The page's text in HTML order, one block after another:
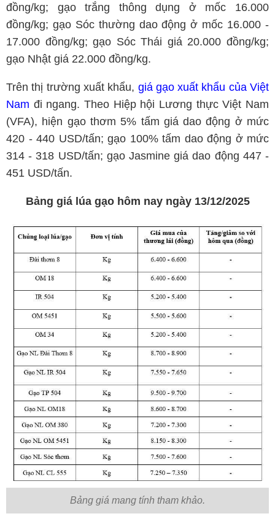
đồng/kg; gạo trắng thông dụng ở mốc 16.000
đồng/kg; gạo Sóc thường dao động ở mốc 16.000 -
17.000 đồng/kg; gạo Sóc Thái giá 20.000 đồng/kg;
gạo Nhật giá 22.000 đồng/kg.
Trên thị trường xuất khẩu, giá gạo xuất khẩu của Việt
Nam đi ngang. Theo Hiệp hội Lương thực Việt Nam
(VFA), hiện gạo thơm 5% tấm giá dao động ở mức
420 - 440 USD/tấn; gạo 100% tấm dao động ở mức
314 - 318 USD/tấn; gạo Jasmine giá dao động 447 -
451 USD/tấn.
Bảng giá lúa gạo hôm nay ngày 13/12/2025
Bảng giá mang tính tham khảo.